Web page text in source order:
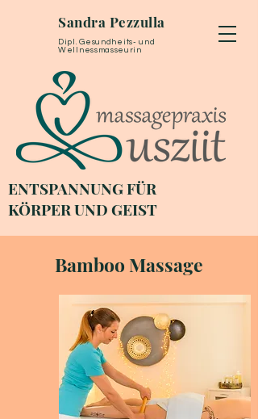
Dipl. Gesundheits- und
Wellnessmasseurin
Sandra Pezzulla
ENTSPANNUNG FÜR
KÖRPER UND GEIST
Bamboo Massage